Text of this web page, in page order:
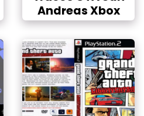
Andreas Xbox